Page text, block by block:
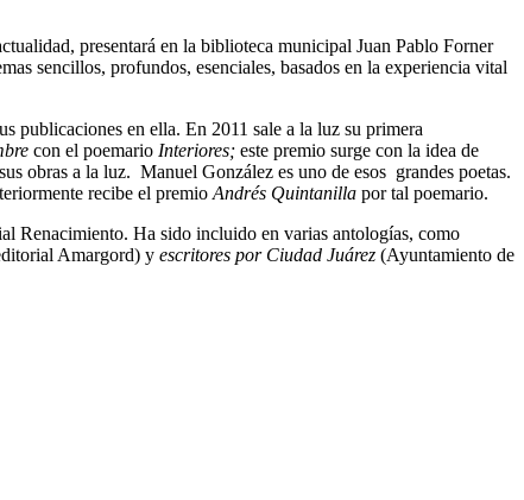
presentará en la biblioteca municipal Juan Pablo Forner
sencillos, profundos, esenciales, basados en la experiencia vital
publicaciones en ella. En 2011 sale a la luz su primera
con el poemario Interiores; este premio surge con la idea de
obras a la luz. Manuel González es uno de esos grandes poetas.
recibe el premioAndrés Quintanilla por tal poemario.
Renacimiento. Ha sido incluido en varias antologías, como
Amargord) y escritores por Ciudad Juárez (Ayuntamiento de